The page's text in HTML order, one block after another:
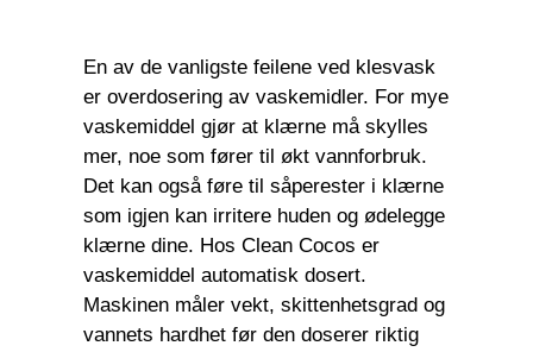
En av de vanligste feilene ved klesvask
er overdosering av vaskemidler. For mye
vaskemiddel gjør at klærne må skylles
mer, noe som fører til økt vannforbruk.
Det kan også føre til såperester i klærne
som igjen kan irritere huden og ødelegge
klærne dine. Hos Clean Cocos er
vaskemiddel automatisk dosert.
Maskinen måler vekt, skittenhetsgrad og
vannets hardhet før den doserer riktig